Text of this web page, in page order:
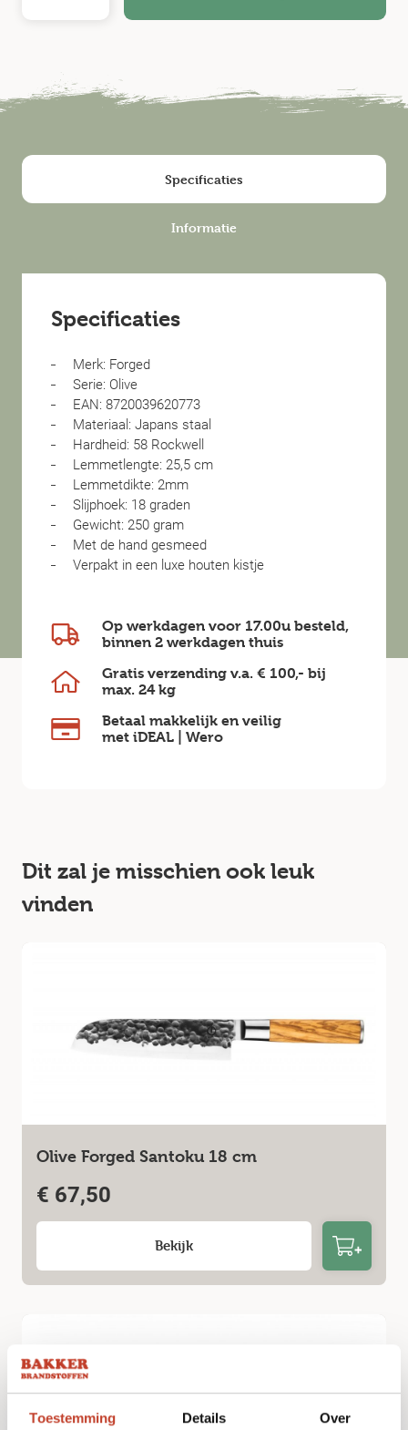
Toestemming Details Over
Specificaties
Informatie
Specificaties
Merk: Forged
Serie: Olive
EAN: 8720039620773
Materiaal: Japans staal
Hardheid: 58 Rockwell
Lemmetlengte: 25,5 cm
Lemmetdikte: 2mm
Slijphoek: 18 graden
Gewicht: 250 gram
Met de hand gesmeed
Verpakt in een luxe houten kistje
Op werkdagen voor 17.00u besteld,
binnen 2 werkdagen thuis
Gratis verzending v.a. € 100,- bij
max. 24 kg
Betaal makkelijk en veilig
met iDEAL | Wero
Dit zal je misschien ook leuk
vinden
Olive Forged Santoku 18 cm
€ 67,50
Bekijk